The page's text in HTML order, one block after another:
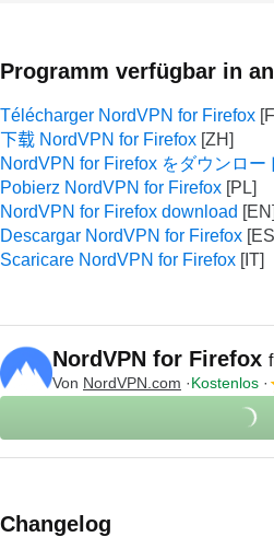
Programm verfügbar in
Télécharger NordVPN for Firefox
下载 NordVPN for Firefox
NordVPN for Firefox をダウンロー
Pobierz NordVPN for Firefox
NordVPN for Firefox download
Descargar NordVPN for Firefox
Scaricare NordVPN for Firefox
NordVPN for Firefox
Von NordVPN.com Kostenlos
Changelog